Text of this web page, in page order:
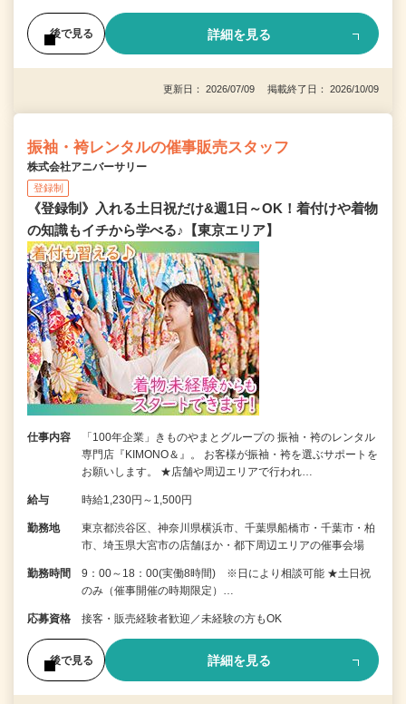
後で見る 詳細を見る
更新日： 2026/07/09 掲載終了日： 2026/10/09
振袖・袴レンタルの催事販売スタッフ
株式会社アニバーサリー
登録制
《登録制》入れる土日祝だけ&週1日～OK！着付けや着物
の知識もイチから学べる♪【東京エリア】
仕事内容
「100年企業」きものやまとグループの 振袖・袴のレンタル
専門店『KIMONO＆』。 お客様が振袖・袴を選ぶサポートを
お願いします。 ★店舗や周辺エリアで行われ…
給与 時給1,230円～1,500円
勤務地
東京都渋谷区、神奈川県横浜市、千葉県船橋市・千葉市・柏
市、埼玉県大宮市の店舗ほか・都下周辺エリアの催事会場
勤務時間
9：00～18：00(実働8時間) ※日により相談可能 ★土日祝
のみ（催事開催の時期限定）…
応募資格 接客・販売経験者歓迎／未経験の方もOK
後で見る 詳細を見る